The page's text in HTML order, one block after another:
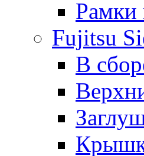
Рамки
Fujitsu
В